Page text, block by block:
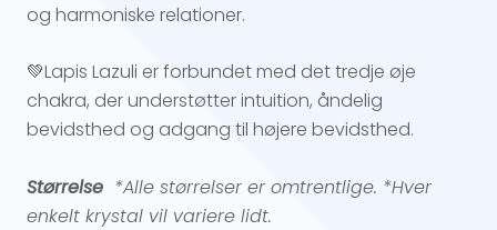
og harmoniske relationer.
💚Lapis Lazuli er forbundet med det tredje øje
chakra, der understøtter intuition, åndelig
bevidsthed og adgang til højere bevidsthed.
Størrelse *Alle størrelser er omtrentlige. *Hver
enkelt krystal vil variere lidt.